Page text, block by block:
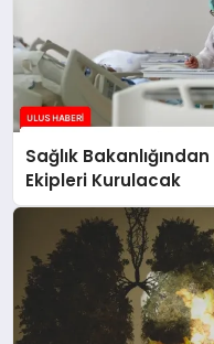
Sağlık
Ekipleri Kurulacak